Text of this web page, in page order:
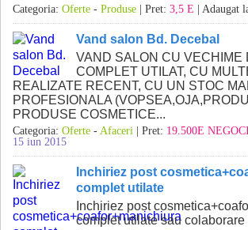
Categoria: Oferte - Produse | Pret: 3,5 E | Adaugat
Vand salon Bd. Decebal
VAND SALON CU VECHIME
COMPLET UTILAT, CU
REALIZATE RECENT, CU UN STOC
PROFESIONALA
PRODUSE COSMETICE...
Categoria: Oferte - Afaceri | Pret: 19.500E
15 iun 2015
Inchiriez post
complet utilate
Inchiriez post
complet utilate sau colaborare